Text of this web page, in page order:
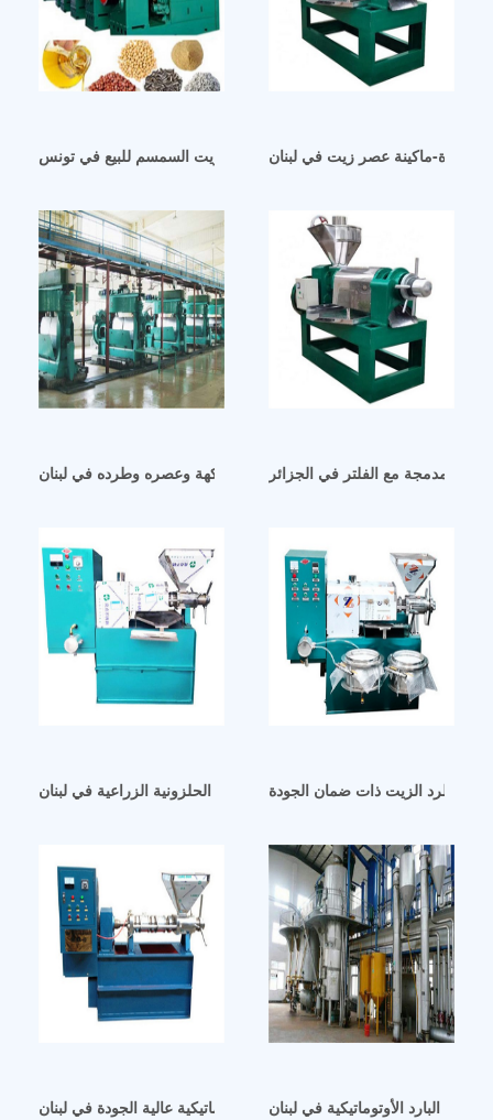
آلة عصر زيت السمسم للبيع في تونسكبيرة-ماكينة عصر زيت في لبنان
آلة استخراج زيت الفاكهة وعصره وطرده في لبنانالمدمجة مع الفلتر في الجزائر
آلة عصر الزيت الحلزونية الزراعية في لبنان
معصرة زيت اللوز الأوتوماتيكية عالية الجودة في لبنان
البارد الأوتوماتيكية في لبنان